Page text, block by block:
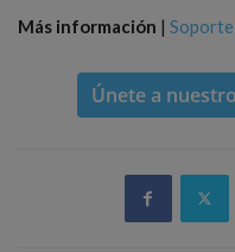
Más información |
Únete a nuestro